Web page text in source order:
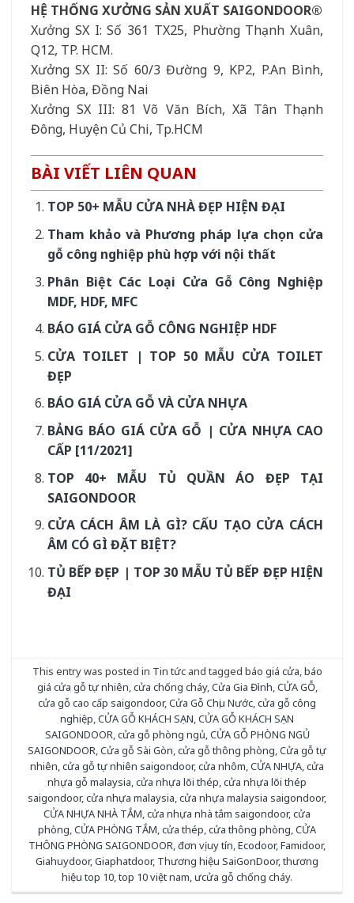
HỆ THỐNG XƯỞNG SẢN XUẤT SAIGONDOOR®
Xưởng SX I: Số 361 TX25, Phường Thạnh Xuân,
Q12, TP. HCM.
Xưởng SX II: Số 60/3 Đường 9, KP2, P.An Bình,
Biên Hòa, Đồng Nai
Xưởng SX III: 81 Võ Văn Bích, Xã Tân Thạnh
Đông, Huyện Củ Chi, Tp.HCM
BÀI VIẾT LIÊN QUAN
TOP 50+ MẪU CỬA NHÀ ĐẸP HIỆN ĐẠI
Tham khảo và Phương pháp lựa chọn cửa
gỗ công nghiệp phù hợp với nội thất
Phân Biệt Các Loại Cửa Gỗ Công Nghiệp
MDF, HDF, MFC
BÁO GIÁ CỬA GỖ CÔNG NGHIỆP HDF
CỬA TOILET | TOP 50 MẪU CỬA TOILET
ĐẸP
BÁO GIÁ CỬA GỖ VÀ CỬA NHỰA
BẢNG BÁO GIÁ CỬA GỖ | CỬA NHỰA CAO
CẤP [11/2021]
TOP 40+ MẪU TỦ QUẦN ÁO ĐẸP TẠI
SAIGONDOOR
CỬA CÁCH ÂM LÀ GÌ? CẤU TẠO CỬA CÁCH
ÂM CÓ GÌ ĐẶT BIỆT?
TỦ BẾP ĐẸP | TOP 30 MẪU TỦ BẾP ĐẸP HIỆN
ĐẠI
This entry was posted in Tin tứcand tagged báo giá cửa,báo
giá cửa gỗ tự nhiên,cửa chống cháy,Cửa Gia Đình,CỬA GỖ,
cửa gỗ cao cấp saigondoor,Cửa Gỗ Chịu Nước,cửa gỗ công
nghiệp,CỬA GỖ KHÁCH SẠN,CỬA GỖ KHÁCH SẠN
SAIGONDOOR,cửa gỗ phòng ngủ,CỬA GỖ PHÒNG NGỦ
SAIGONDOOR,Cửa gỗ Sài Gòn,cửa gỗ thông phòng,Cửa gỗ tự
nhiên,cửa gỗ tự nhiên saigondoor,cửa nhôm,CỬA NHỰA,cửa
nhựa gỗ malaysia,cửa nhựa lõi thép,cửa nhựa lõi thép
saigondoor,cửa nhựa malaysia,cửa nhựa malaysia saigondoor,
CỬA NHỰA NHÀ TẮM,cửa nhựa nhà tắm saigondoor,cửa
phòng,CỬA PHÒNG TẮM,cửa thép,cửa thông phòng,CỬA
THÔNG PHÒNG SAIGONDOOR,đơn vị uy tín,Ecodoor,Famidoor,
Giahuydoor,Giaphatdoor, Thương hiệu SaiGonDoor,thương
hiệu top 10,top 10 việt nam, ưcửa gỗ chống cháy.